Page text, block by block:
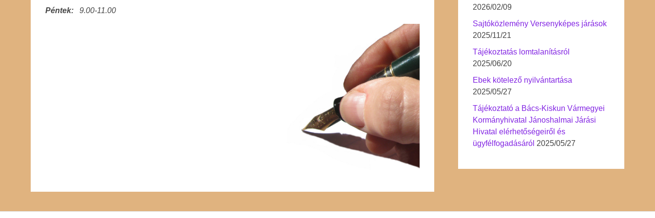
Péntek: 9.00-11.00
2026/02/09
Sajtóközlemény Versenyképes járások
2025/11/21
Tájékoztatás lomtalanításról
2025/06/20
Ebek kötelező nyilvántartása
2025/05/27
Tájékoztató a Bács-Kiskun Vármegyei
Kormányhivatal Jánoshalmai Járási
Hivatal elérhetőségeiről és
ügyfélfogadásáról 2025/05/27